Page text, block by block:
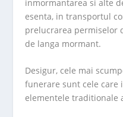
inmormantarea si alte
esenta, in transportul
prelucrarea permiselor
de langa mormant.
Desigur, cele mai
funerare sunt cele care
elementele traditionale